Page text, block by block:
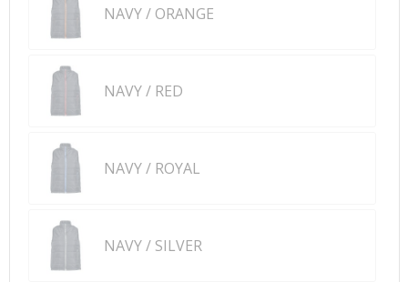
NAVY / ORANGE
NAVY / RED
NAVY / ROYAL
NAVY / SILVER